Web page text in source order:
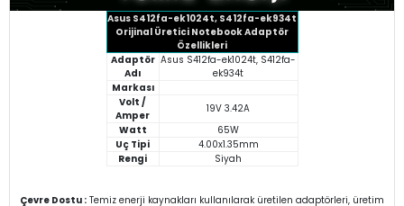
Asus S412fa-ek1024t, S412fa-ek934t
Orijinal Üretici Notebook Adaptör
Özellikleri
Adaptör
Adı
Asus S412fa-ek1024t, S412fa-
ek934t
Markası
Volt /
Amper
19V 3.42A
Watt
65W
Uç Tipi
4.00x1.35mm
Rengi
Siyah
Çevre Dostu : Temiz enerji kaynakları kullanılarak üretilen adaptörleri, üretim